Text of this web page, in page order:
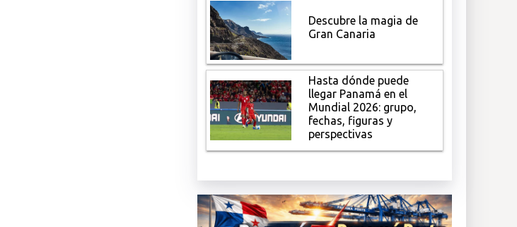
Descubre la magia de
Gran Canaria
Hasta dónde puede
llegar Panamá en el
Mundial 2026: grupo,
fechas, figuras y
perspectivas